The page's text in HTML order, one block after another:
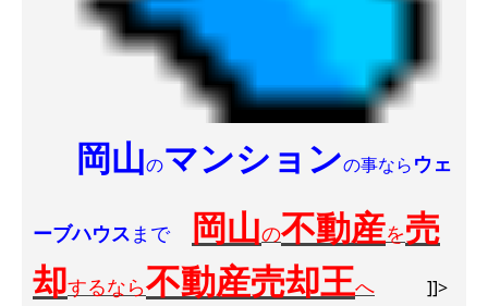
岡山のマンションの事ならウェ
ーブハウスまで 岡山の不動産を売
却するなら不動産売却王へ ]]>